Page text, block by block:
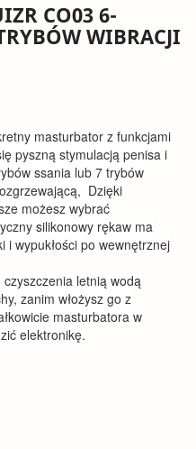
CO03 6-
WIBRACJI
masturbator z funkcjami
pyszną stymulacją penisa i
ssania lub 7 trybów
Dzięki
możesz wybrać
silikonowy rękaw ma
i wypukłości po wewnętrznej
czyszczenia letnią wodą
zanim włożysz go z
masturbatora w
elektronikę.